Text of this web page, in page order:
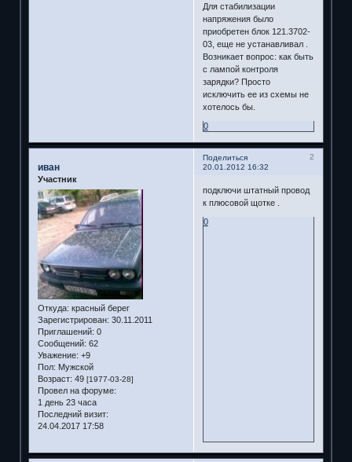
Для стабилизации
напряжения было
приобретен блок 121.3702-
03, еще не устанавливал .
Возникает вопрос: как быть
с лампой контроля
зарядки? Просто
исключить ее из схемы не
хотелось бы.
0
Поделиться
2
20.01.2012 16:32
иван
Участник
Откуда: красный берег
Зарегистрирован: 30.11.2011
Приглашений: 0
Сообщений: 62
Уважение: +9
Пол: Мужской
Возраст: 49 [1977-03-28]
Провел на форуме:
1 день 23 часа
Последний визит:
24.04.2017 17:58
подключи штатный провод
к плюсовой щотке .
0